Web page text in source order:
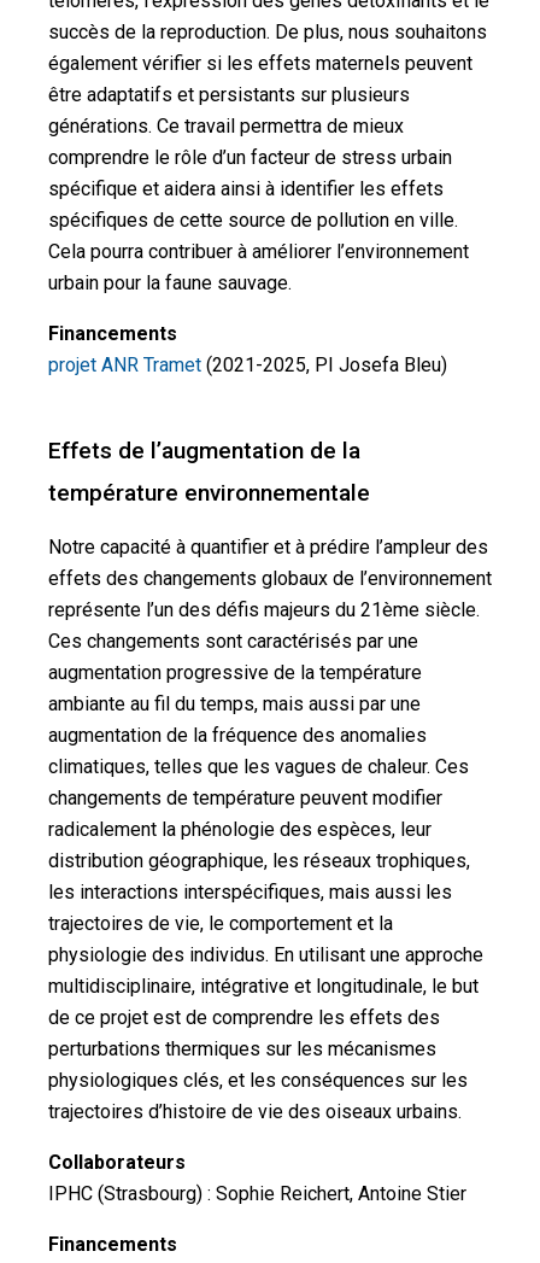
succès de la reproduction. De plus, nous souhaitons
également vérifier si les effets maternels peuvent
être adaptatifs et persistants sur plusieurs
générations. Ce travail permettra de mieux
comprendre le rôle d’un facteur de stress urbain
spécifique et aidera ainsi à identifier les effets
spécifiques de cette source de pollution en ville.
Cela pourra contribuer à améliorer l’environnement
urbain pour la faune sauvage.
Financements
projet ANR Tramet (2021-2025, PI Josefa Bleu)
Effets de l’augmentation de la
température environnementale
Notre capacité à quantifier et à prédire l’ampleur des
effets des changements globaux de l’environnement
représente l’un des défis majeurs du 21ème siècle.
Ces changements sont caractérisés par une
augmentation progressive de la température
ambiante au fil du temps, mais aussi par une
augmentation de la fréquence des anomalies
climatiques, telles que les vagues de chaleur. Ces
changements de température peuvent modifier
radicalement la phénologie des espèces, leur
distribution géographique, les réseaux trophiques,
les interactions interspécifiques, mais aussi les
trajectoires de vie, le comportement et la
physiologie des individus. En utilisant une approche
multidisciplinaire, intégrative et longitudinale, le but
de ce projet est de comprendre les effets des
perturbations thermiques sur les mécanismes
physiologiques clés, et les conséquences sur les
trajectoires d’histoire de vie des oiseaux urbains.
Collaborateurs
IPHC (Strasbourg) : Sophie Reichert, Antoine Stier
Financements